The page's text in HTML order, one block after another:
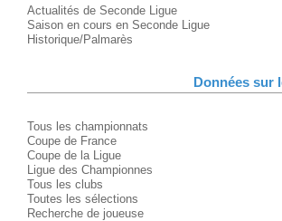
Actualités de Seconde Ligue
Saison en cours en Seconde Ligue
Historique/Palmarès
Données sur
Tous les championnats
Coupe de France
Coupe de la Ligue
Ligue des Championnes
Tous les clubs
Toutes les sélections
Recherche de joueuse